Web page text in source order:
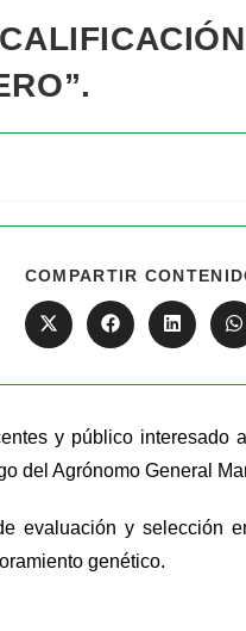
COMPARTIR
y público interesado
del Agrónomo General
evaluación y selección
genético.